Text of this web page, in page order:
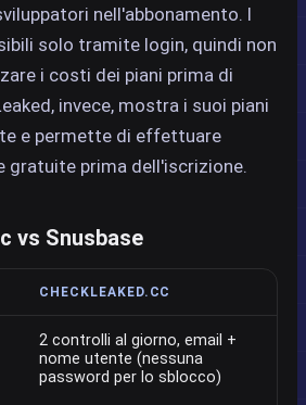
nell'abbonamento. I
solo tramite login, quindi non
i costi dei piani prima di
invece, mostra i suoi piani
e permette di effettuare
gratuite prima dell'iscrizione.
vs Snusbase
CHECKLEAKED.CC
2 controlli al giorno, email +
nome utente (nessuna
password per lo sblocco)